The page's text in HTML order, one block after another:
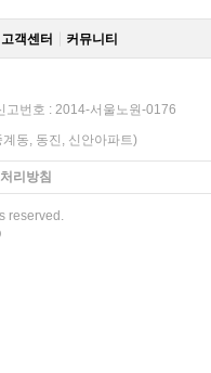
고객센터 커뮤니티
고번호 : 2014-서울노원-0176
동, 동진, 신안아파트)
리방침
reserved.